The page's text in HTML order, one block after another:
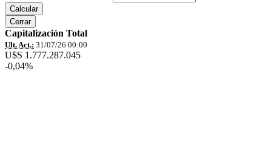
Calcular
Cerrar
Capitalización Total
Ult. Act.: 31/07/26 00:00
U$S 1.777.287.045
-0,04%